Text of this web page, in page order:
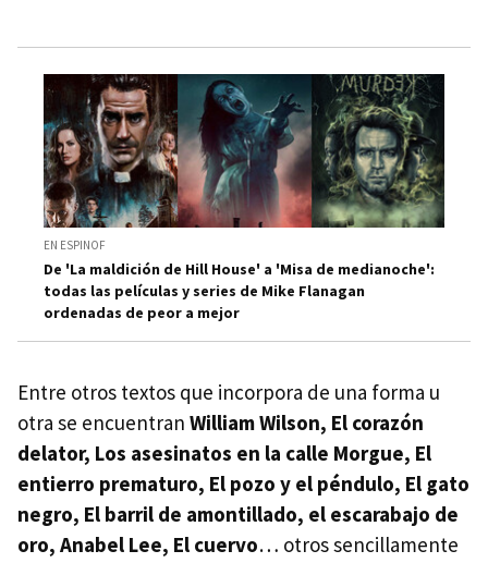
EN ESPINOF
De 'La maldición de Hill House' a 'Misa de medianoche':
todas las películas y series de Mike Flanagan
ordenadas de peor a mejor
Entre otros textos que incorpora de una forma u
otra se encuentran William Wilson, El corazón
delator, Los asesinatos en la calle Morgue, El
entierro prematuro, El pozo y el péndulo, El gato
negro, El barril de amontillado, el escarabajo de
oro, Anabel Lee, El cuervo… otros sencillamente